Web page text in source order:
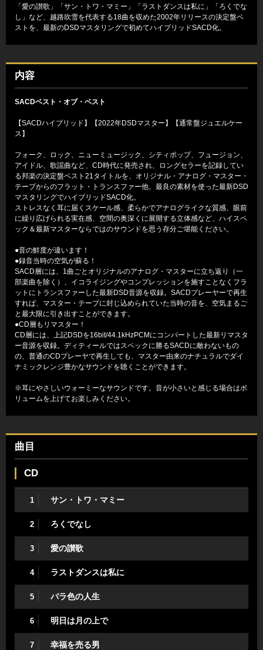
「愛の讃歌」「サン・トワ・マミー」「ラストダンスは私に」「ろくでな
し」など、越路吹雪を代表する18曲を収めた2002年リリースの決定盤ベ
ストを、最新のDSDマスタリングで初めてハイブリッドSACD化。
内容
SACDベスト・オブ・ベスト
【SACDハイブリッド】【2022年DSDマスター】【通常盤ジュエルケー
ス】
フォーク、ロック、ニューミュージック、シティポップ、フュージョン、
アイドル、歌謡曲など、CD時代に発売され、ロングセラーを記録してい
る邦楽の決定盤ベスト21タイトルを、オリジナル・アナログ・マスター・
テープからのフラット・トランスファー他、最良の素材を使った最新DSD
マスタリングでハイブリッドSACD化。
ストレスなく耳に届くスケール感、柔らかでアナログライクな質感、眼前
に繰り広げられる実在感、空間の奥深くに展開する立体感など、ハイスペ
ック＆最新マスターならではのサウンドを思う存分ご堪能ください。
●音の鮮度が違います！
●録音当時の空気が蘇る！
SACD層には、1曲ごとオリジナルのアナログ・マスターに立ち返り（一
部楽曲を除く）、イコライジングやコンプレッションを施すことなくフラ
ットにトランスファーした最新DSD音源を収録。SACDプレーヤーで再生
すれば、マスター・テープに封じ込められていた当時の音を、空気まるご
と最大限に引き出すことができます。
●CD層もリマスター！
CD層には、上記DSDを16bit/44.1kHzPCMにコンバートした最新リマスタ
ー音源を収録。ディティールではスペックに勝るSACDに敵わないもの
の、普通のCDプレーヤで再生しても、マスター由来のナチュラルでダイ
ナミックレンジ豊かなサウンドを聴くことができます。
※耳にやさしいウォーミーなサウンドです。音が小さいと感じる場合はボ
リュームを上げてお楽しみください。
曲目
CD
1 サン・トワ・マミー
2 ろくでなし
3 愛の讃歌
4 ラストダンスは私に
5 バラ色の人生
6 明日は月の上で
7 幸福を売る男